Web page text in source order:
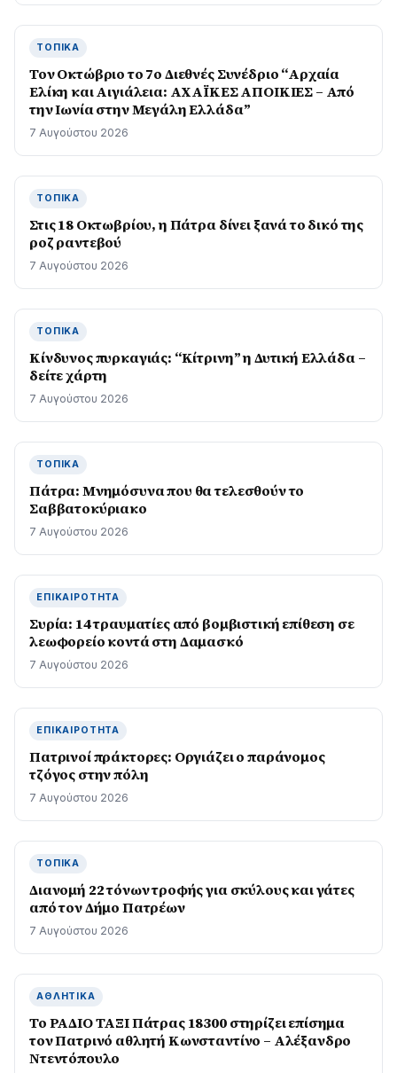
ΤΟΠΙΚΆ
Τον Οκτώβριο το 7ο Διεθνές Συνέδριο “Αρχαία
Ελίκη και Αιγιάλεια: ΑΧΑΪΚΕΣ ΑΠΟΙΚΙΕΣ – Από
την Ιωνία στην Μεγάλη Ελλάδα”
7 Αυγούστου 2026
ΤΟΠΙΚΆ
Στις 18 Οκτωβρίου, η Πάτρα δίνει ξανά το δικό της
ροζ ραντεβού
7 Αυγούστου 2026
ΤΟΠΙΚΆ
Kίνδυνος πυρκαγιάς: “Κίτρινη” η Δυτική Ελλάδα –
δείτε χάρτη
7 Αυγούστου 2026
ΤΟΠΙΚΆ
Πάτρα: Μνημόσυνα που θα τελεσθούν το
Σαββατοκύριακο
7 Αυγούστου 2026
ΕΠΙΚΑΙΡΌΤΗΤΑ
Συρία: 14 τραυματίες από βομβιστική επίθεση σε
λεωφορείο κοντά στη Δαμασκό
7 Αυγούστου 2026
ΕΠΙΚΑΙΡΌΤΗΤΑ
Πατρινοί πράκτορες: Οργιάζει ο παράνομος
τζόγος στην πόλη
7 Αυγούστου 2026
ΤΟΠΙΚΆ
Διανομή 22 τόνων τροφής για σκύλους και γάτες
από τον Δήμο Πατρέων
7 Αυγούστου 2026
ΑΘΛΗΤΙΚΆ
Το ΡΑΔΙΟ ΤΑΞΙ Πάτρας 18300 στηρίζει επίσημα
τον Πατρινό αθλητή Κωνσταντίνο – Αλέξανδρο
Ντεντόπουλο